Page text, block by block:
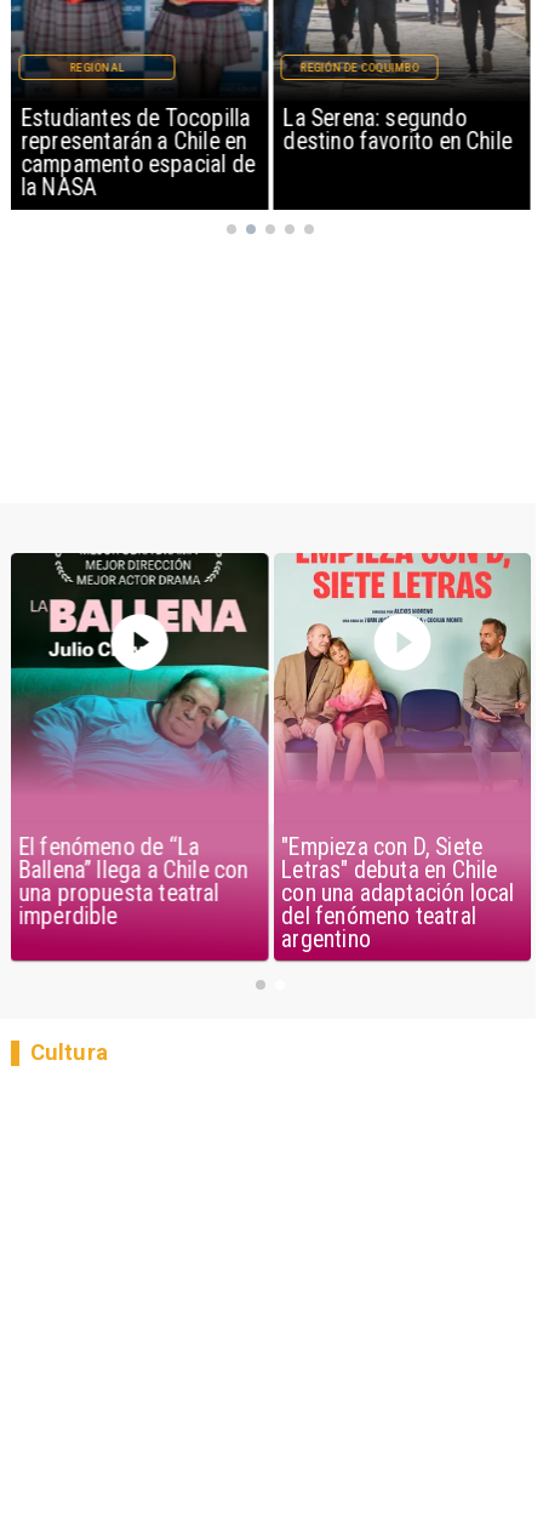
Estudiantes de Tocopilla
representarán a Chile en
campamento espacial de
la NASA
REGIONAL
La Serena: segundo
destino favorito en Chile
REGIÓN DE COQUIMBO
El fenómeno de “La
Ballena” llega a Chile con
una propuesta teatral
imperdible
"Empieza con D, Siete
Letras" debuta en Chile
con una adaptación local
del fenómeno teatral
argentino
Cultura